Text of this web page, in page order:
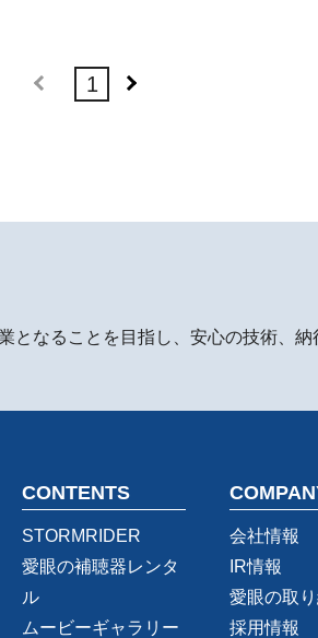
1
となることを目指し、安心の技術、
CONTENTS
STORMRIDER
愛眼の補聴器レンタ
ル
ムービーギャラリー
会社情報
IR情報
愛眼の取
採用情報